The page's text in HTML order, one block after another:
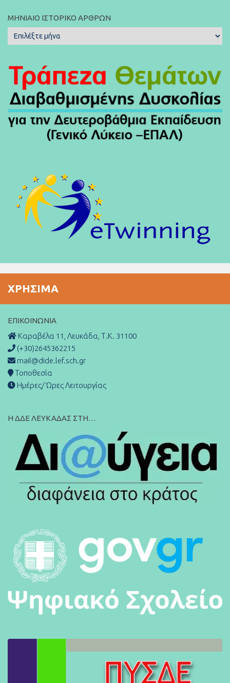
ΜΗΝΙΑΊΟ ΙΣΤΟΡΙΚΌ ΆΡΘΡΩΝ
Μηνιαίο
Ιστορικό
ΧΡΉΣΙΜΑ
ΕΠΙΚΟΙΝΩΝΊΑ
Καραβέλα 11, Λευκάδα, Τ.Κ. 31100
(+30)2645362215
mail@dide.lef.sch.gr
Τοποθεσία
Ημέρες/ Ώρες Λειτουργίας
Η ΔΔΕ ΛΕΥΚΑΔΑΣ ΣΤΗ…